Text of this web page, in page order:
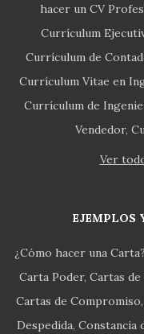
hacer un CV
Currículum
Currículum de
Currículum Vitae en
Currículum de
Vendedor
Ver
EJEMPLOS
¿Cómo hacer una
Carta Poder Cartas de
Cartas de Compromiso
Despedida Constancia